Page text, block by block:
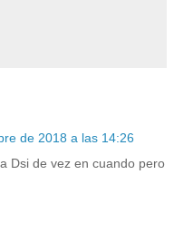
de 2018 a las 14:26
Dsi de vez en cuando pero